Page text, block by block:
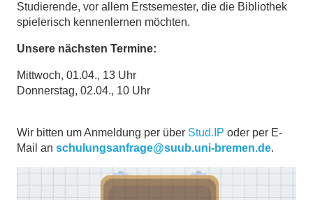
Studierende, vor allem Erstsemester, die die Bibliothek
spielerisch kennenlernen möchten.
Unsere nächsten Termine:
Mittwoch, 01.04., 13 Uhr
Donnerstag, 02.04., 10 Uhr
Wir bitten um Anmeldung per über Stud.IP oder per E-
Mail an schulungsanfrage@suub.uni-bremen.de.